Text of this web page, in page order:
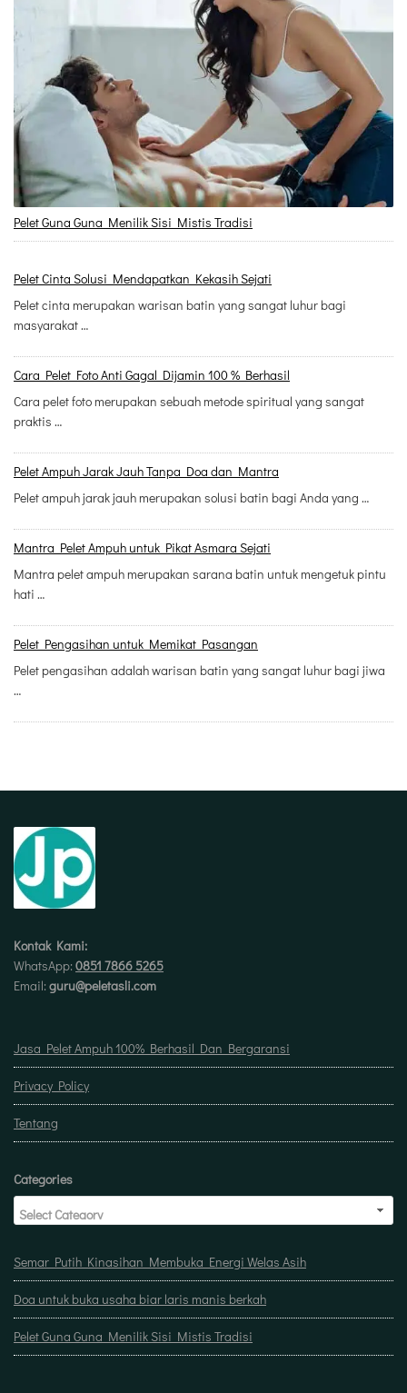
Pelet Guna Guna Menilik Sisi Mistis Tradisi
Pelet Cinta Solusi Mendapatkan Kekasih Sejati
Pelet cinta merupakan warisan batin yang sangat luhur bagi
masyarakat …
Cara Pelet Foto Anti Gagal Dijamin 100 % Berhasil
Cara pelet foto merupakan sebuah metode spiritual yang sangat
praktis …
Pelet Ampuh Jarak Jauh Tanpa Doa dan Mantra
Pelet ampuh jarak jauh merupakan solusi batin bagi Anda yang …
Mantra Pelet Ampuh untuk Pikat Asmara Sejati
Mantra pelet ampuh merupakan sarana batin untuk mengetuk pintu
hati …
Pelet Pengasihan untuk Memikat Pasangan
Pelet pengasihan adalah warisan batin yang sangat luhur bagi jiwa
…
Kontak Kami:
WhatsApp: 0851 7866 5265
Email: guru@peletasli.com
Jasa Pelet Ampuh 100% Berhasil Dan Bergaransi
Privacy Policy
Tentang
Categories
Semar Putih Kinasihan Membuka Energi Welas Asih
Doa untuk buka usaha biar laris manis berkah
Pelet Guna Guna Menilik Sisi Mistis Tradisi